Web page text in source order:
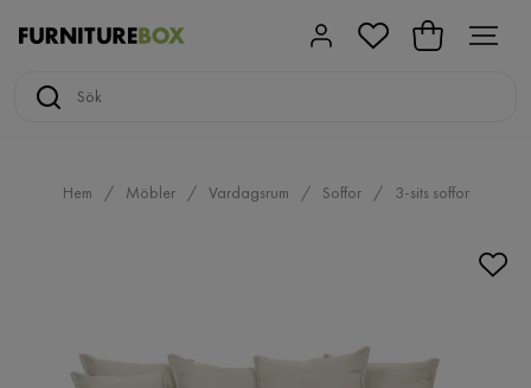
Hem Möbler Vardagsrum Soffor 3-sits soffor